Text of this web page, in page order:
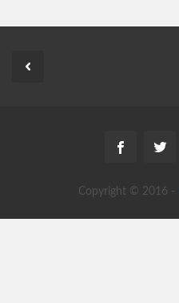
Copyright © 2016 -